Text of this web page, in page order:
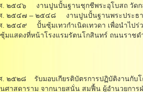
. ๒๕๔๖ งานปูนปั้นฐานชุกชีพระอุโบสถ วัดกล
. ๒๕๔๗ – ๒๕๔๘ งานปูนปั้นฐานพระประธาน
. ๒๕๔๙ ปั้นซุ้มเทวกําเนิดเทวดา เพื่อนําไปร่
มแสดงที่หน้าโรงแรมรัตนโกสินทร์ ถนนราชดํ
. ๒๕๒๘ รับมอบเกียรติบัตรการปฏิบัติงานกับ
ศาสดาราม จากนายสนั่น สมฟื้น ผู้อํานวยการ